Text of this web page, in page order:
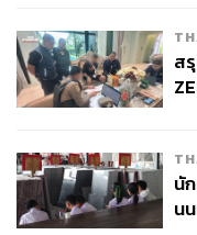
2 ฟอง เบคอนชิ้นหนาๆ
ทอด ถั่วผัดซอส และขน
ส
จ่
นั
น